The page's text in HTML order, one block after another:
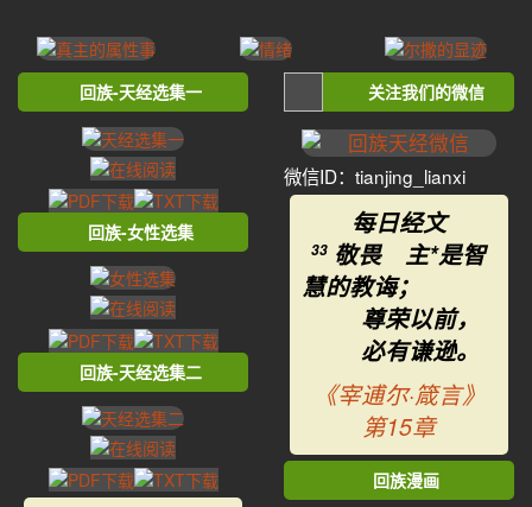
回族-天经选集一
回族-女性选集
回族-天经选集二
关注我们的微信
微信ID：tianjing_lianxi
每日经文
33 敬畏 主*是智
慧的教诲；
尊荣以前，
必有谦逊。
《宰逋尔·箴言》
第15章
回族漫画